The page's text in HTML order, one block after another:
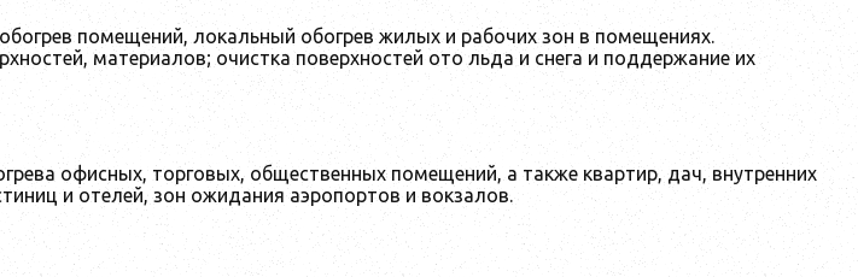
помещений, локальный обогрев жилых и рабочих зон в помещениях.
материалов; очистка поверхностей ото льда и снега и поддержание их
офисных, торговых, общественных помещений, а также квартир, дач, внутренних
и отелей, зон ожидания аэропортов и вокзалов.